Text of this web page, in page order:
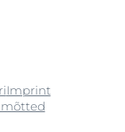
Imprint